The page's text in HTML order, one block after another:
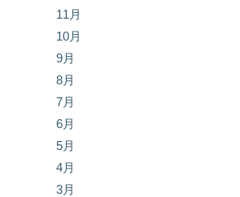
11月
10月
9月
8月
7月
6月
5月
4月
3月